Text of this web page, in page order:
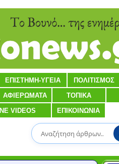
ΕΠΙΣΤΗΜΗ-ΥΓΕΙΑ ΠΟΛΙΤΙΣΜΟΣ
ΑΦΙΕΡΩΜΑΤΑ ΤΟΠΙΚΑ
VIDEOS ΕΠΙΚΟΙΝΩΝΙΑ